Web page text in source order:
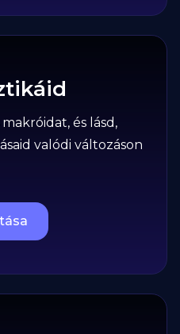
és lásd,
valódi változáson